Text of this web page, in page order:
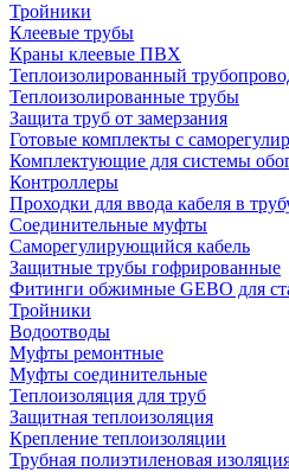
Тройники
Клеевые трубы
Краны клеевые ПВХ
Теплоизолированный
Теплоизолированные трубы
Защита труб от замерзания
Готовые комплекты с
Комплектующие для системы
Контроллеры
Проходки для ввода кабеля в
Соединительные муфты
Саморегулирующийся кабель
Защитные трубы гофрированные
Фитинги обжимные GEBO для
Тройники
Водоотводы
Муфты ремонтные
Муфты соединительные
Теплоизоляция для труб
Защитная теплоизоляция
Крепление теплоизоляции
Трубная полиэтиленовая